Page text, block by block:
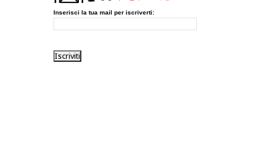
Inserisci la tua mail per iscriverti: